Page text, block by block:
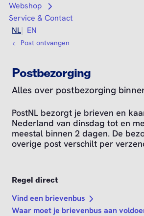
Webshop
Open submenu
Service & Contact
NL
EN
Post ontvangen
Postbezorging
Alles over postbezorging
PostNL bezorgt je brieven en
Nederland van dinsdag tot en
meestal binnen 2 dagen. De
overige post verschilt per
Regel direct
Vind een brievenbus
Waar moet je brievenbus aan